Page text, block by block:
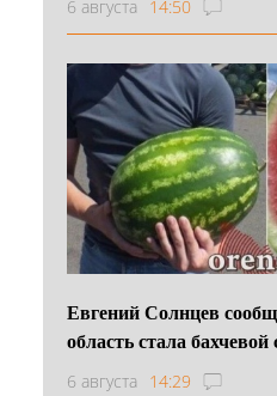
6 августа 14:50
Евгений Солнцев
область стала
6 августа 14:29